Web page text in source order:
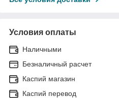
Условия оплаты
Наличными
Безналичный расчет
Каспий магазин
Каспий перевод